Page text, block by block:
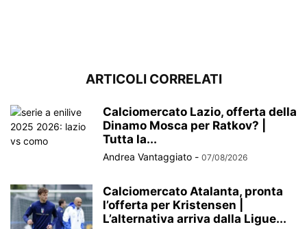
ARTICOLI CORRELATI
Calciomercato Lazio, offerta della
Dinamo Mosca per Ratkov? |
Tutta la...
Andrea Vantaggiato - 07/08/2026
Calciomercato Atalanta, pronta
l’offerta per Kristensen |
L’alternativa arriva dalla Ligue...